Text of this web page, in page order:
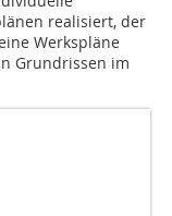
realisiert, der
Werkspläne
Grundrissen im